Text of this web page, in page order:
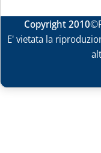
Copyright 2010
E' vietata la